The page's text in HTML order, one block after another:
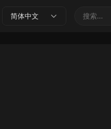
简体中文